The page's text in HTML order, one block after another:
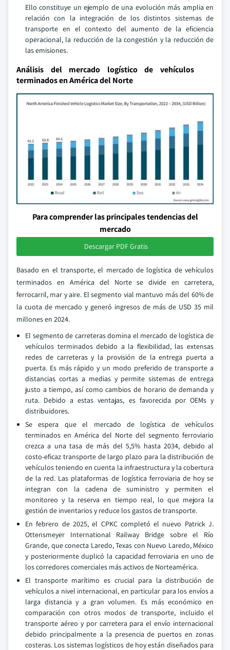
Ello constituye un ejemplo de una evolución más amplia en
relación con la integración de los distintos sistemas de
transporte en el contexto del aumento de la eficiencia
operacional, la reducción de la congestión y la reducción de
las emisiones.
Análisis del mercado logístico de vehículos
terminados en América del Norte
Para comprender las principales tendencias del
mercado
Descargar PDF Gratis
Basado en el transporte, el mercado de logística de vehículos
terminados en América del Norte se divide en carretera,
ferrocarril, mar y aire. El segmento vial mantuvo más del 60% de
la cuota de mercado y generó ingresos de más de USD 35 mil
millones en 2024.
El segmento de carreteras domina el mercado de logística de
vehículos terminados debido a la flexibilidad, las extensas
redes de carreteras y la provisión de la entrega puerta a
puerta. Es más rápido y un modo preferido de transporte a
distancias cortas a medias y permite sistemas de entrega
justo a tiempo, así como cambios de horario de demanda y
ruta. Debido a estas ventajas, es favorecida por OEMs y
distribuidores.
Se espera que el mercado de logística de vehículos
terminados en América del Norte del segmento ferroviario
crezca a una tasa de más del 5,5% hasta 2034, debido al
costo-eficaz transporte de largo plazo para la distribución de
vehículos teniendo en cuenta la infraestructura y la cobertura
de la red. Las plataformas de logística ferroviaria de hoy se
integran con la cadena de suministro y permiten el
monitoreo y la reserva en tiempo real, lo que mejora la
gestión de inventarios y reduce los gastos de transporte.
En febrero de 2025, el CPKC completó el nuevo Patrick J.
Ottensmeyer International Railway Bridge sobre el Río
Grande, que conecta Laredo, Texas con Nuevo Laredo, México
y posteriormente duplicó la capacidad ferroviaria en uno de
los corredores comerciales más activos de Norteamérica.
El transporte marítimo es crucial para la distribución de
vehículos a nivel internacional, en particular para los envíos a
larga distancia y a gran volumen. Es más económico en
comparación con otros modos de transporte, incluido el
transporte aéreo y por carretera para el envío internacional
debido principalmente a la presencia de puertos en zonas
costeras. Los sistemas logísticos de hoy están diseñados para